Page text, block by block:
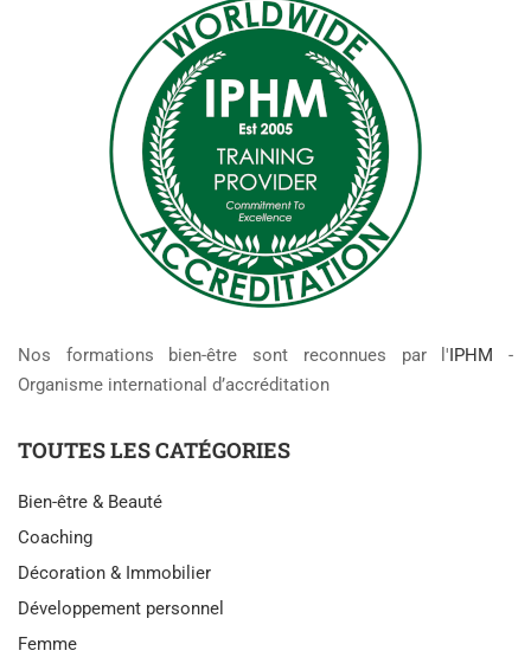
Nos formations bien-être sont reconnues par l' IPHM -
Organisme international d’accréditation
TOUTES LES CATÉGORIES
Bien-être & Beauté
Coaching
Décoration & Immobilier
Développement personnel
Femme